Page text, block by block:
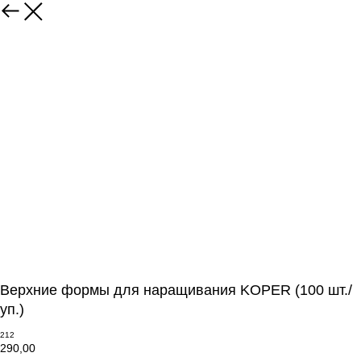
Верхние формы для наращивания KOPER (100 шт./
уп.)
212
290,00